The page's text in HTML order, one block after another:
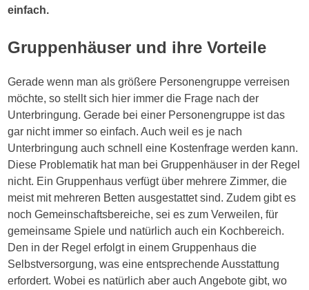
einfach.
Gruppenhäuser und ihre Vorteile
Gerade wenn man als größere Personengruppe verreisen
möchte, so stellt sich hier immer die Frage nach der
Unterbringung. Gerade bei einer Personengruppe ist das
gar nicht immer so einfach. Auch weil es je nach
Unterbringung auch schnell eine Kostenfrage werden kann.
Diese Problematik hat man bei Gruppenhäuser in der Regel
nicht. Ein Gruppenhaus verfügt über mehrere Zimmer, die
meist mit mehreren Betten ausgestattet sind. Zudem gibt es
noch Gemeinschaftsbereiche, sei es zum Verweilen, für
gemeinsame Spiele und natürlich auch ein Kochbereich.
Den in der Regel erfolgt in einem Gruppenhaus die
Selbstversorgung, was eine entsprechende Ausstattung
erfordert. Wobei es natürlich aber auch Angebote gibt, wo